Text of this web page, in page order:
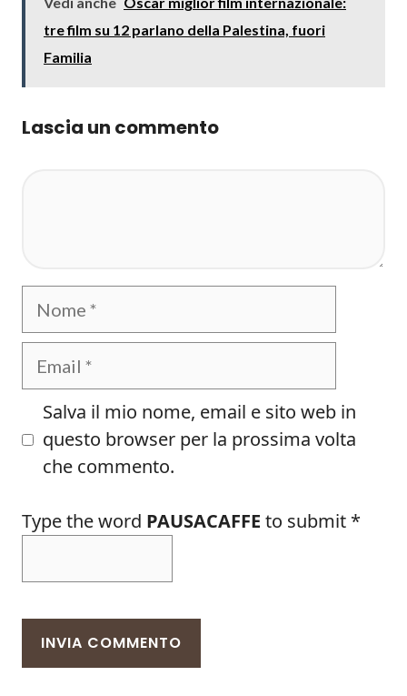
tre film su 12 parlano della Palestina, fuori
Familia
Lascia un commento
Nome
Email
Salva il mio nome, email e sito web in
questo browser per la prossima volta
che commento.
Type the word PAUSACAFFE to submit *